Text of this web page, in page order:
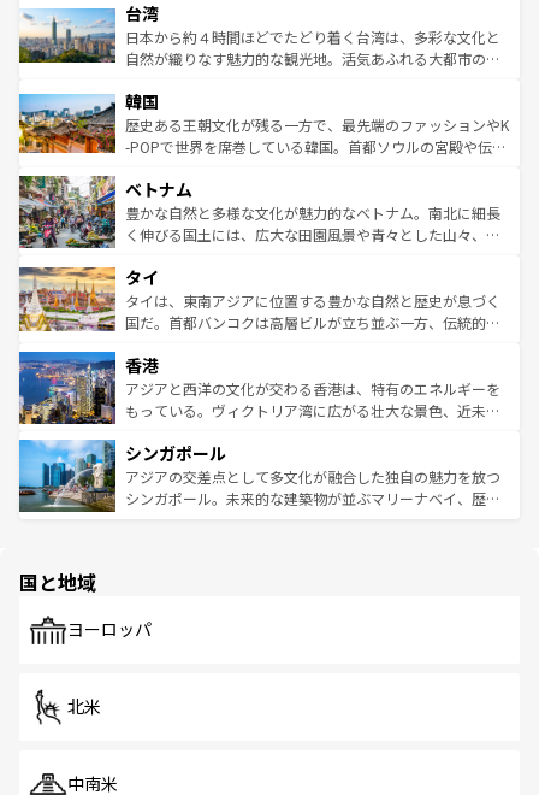
ならではの贅沢な旅のスタイルだ。 なお、新着のアメリカ
情報はコンテンツ一覧を参照してほしい。
れるおもてなしの心で訪れる人々を迎えてくれるハワイの
人々、おいしいローカルフードやハワイアンミュージッ
ク、伝統的なフラダンスなど、すべてがハワイの魅力を彩
ワイを、存分に味わってほしい。 なお、新着のハワイ情報
はコンテンツ一覧を参照してほしい。
リアリーフや大陸中央部にそびえるウルル（エアーズロッ
ク）、タスマニアの美しい原生林やケアンズの熱帯雨林な
ど、見どころがたくさん。また、カフェやワイン、オージ
いる。アクティビティも充実しており、サーフィンやダイ
ビング、ハイキングなど、アウトドア好きにはたまらな
い。オーストラリアの多彩な魅力を存分に味わいつくそ
参照してほしい。
台湾
日本から約４時間ほどでたどり着く台湾は、多彩な文化と
自然が織りなす魅力的な観光地。活気あふれる大都市の台
ン）、静ひつな山岳地帯である台湾東部など、都市の喧騒
と山間の静けさが共存しており、訪れる人に新しい発見と
驚きをもたらしてくれる。また、奥深い台湾の食文化も魅
容にもいいと評判のスイーツなど、バラエティ豊かな料理
が味わえる。 なお、新着の台湾情報は コンテンツ一覧を参
照してほしい。
韓国
歴史ある王朝文化が残る一方で、最先端のファッションやK
-POPで世界を席巻している韓国。首都ソウルの宮殿や伝統
き、地方に足を延ばせば四季折々の自然美を楽しむことが
できる。そして、キムチや焼肉、絶品のストリートフード
まで、さまざまな韓国料理が待っている。夜には、韓国な
リティに包まれながら、韓国の多彩な魅力を心ゆくまで味
わってみてほしい。 なお、新着の韓国情報はコンテンツ一
覧を参照してほしい。
ベトナム
豊かな自然と多様な文化が魅力的なベトナム。南北に細長
く伸びる国土には、広大な田園風景や青々とした山々、世
急速な発展と共に伝統が息づく。ハノイの古い町並みやホ
ーチミン市のフランス統治時代の建物も、独特の雰囲気を
醸し出している。また、バラエティの豊かさとおいしさで
とつ。フォーやバインミー、ベトナムコーヒーなどは、ぜ
ひ現地で味わいたい。どの地域を訪れてもあたたかい人々
が旅行者を迎えてくれるので、きっと忘れられない旅にな
参照してほしい。
タイ
タイは、東南アジアに位置する豊かな自然と歴史が息づく
国だ。首都バンコクは高層ビルが立ち並ぶ一方、伝統的な
の活気が交差している。北部ではチェンマイなどの山岳地
帯で自然と触れ合い、南部ではプーケットやクラビの美し
いビーチでリゾート気分を楽しむことができる。タイ料理
激する。気候は一年中温暖で、どの季節にも異なる楽しみ
が待っている。親しみやすいタイの人々、仏教を中心とし
た文化、そして多様な観光資源が、訪れる旅人を魅了し続
香港
アジアと西洋の文化が交わる香港は、特有のエネルギーを
もっている。ヴィクトリア湾に広がる壮大な景色、近未来
み、どこを訪れても感動するはず。観光スポットが密集し
ており、効率よく見どころを回れるのも魅力。息をのむよ
うな絶景から文化的な体験まで、香港を存分に楽しみ尽く
シンガポール
アジアの交差点として多文化が融合した独自の魅力を放つ
シンガポール。未来的な建築物が並ぶマリーナベイ、歴史
で、ホーカーズは地元の風情を楽しめる外せないスポット
国と地域
ヨーロッパ
北米
中南米